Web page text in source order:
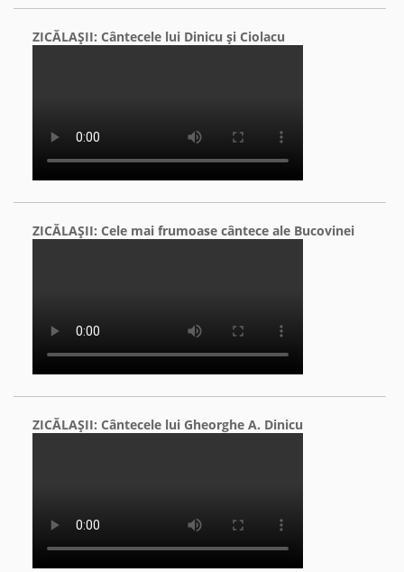
ZICĂLAŞII: Cântecele lui Dinicu şi Ciolacu
ZICĂLAŞII: Cele mai frumoase cântece ale Bucovinei
ZICĂLAŞII: Cântecele lui Gheorghe A. Dinicu